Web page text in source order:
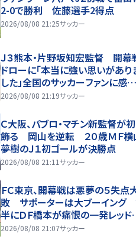
2-0で勝利 佐藤選手2得点
2026/08/08 21:25サッカー
Ｊ３熊本・片野坂知宏監督 開幕
ドローに「本当に強い思いがあり
した」全国のサッカーファンに感
謝…会見コメント
2026/08/08 21:19サッカー
Ｃ大阪、パブロ・マチン新監督が
飾る 岡山を逆転 ２０歳ＭＦ横
夢樹のＪ１初ゴールが決勝点
2026/08/08 21:11サッカー
ＦＣ東京、開幕戦は悪夢の５失点
敗 サポーターは大ブーイング
半にＤＦ橋本が痛恨の一発レッ
試合前に長友がコールリーダー務
2026/08/08 21:07サッカー